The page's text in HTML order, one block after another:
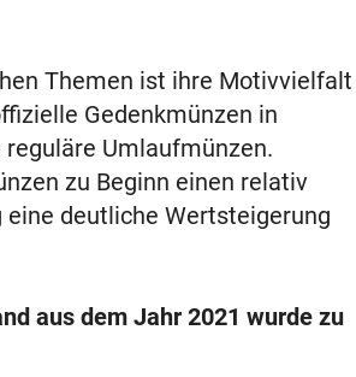
Themen ist ihre Motivvielfalt
Gedenkmünzen in
Umlaufmünzen.
zu Beginn einen relativ
deutliche Wertsteigerung
aus dem Jahr 2021 wurde zu